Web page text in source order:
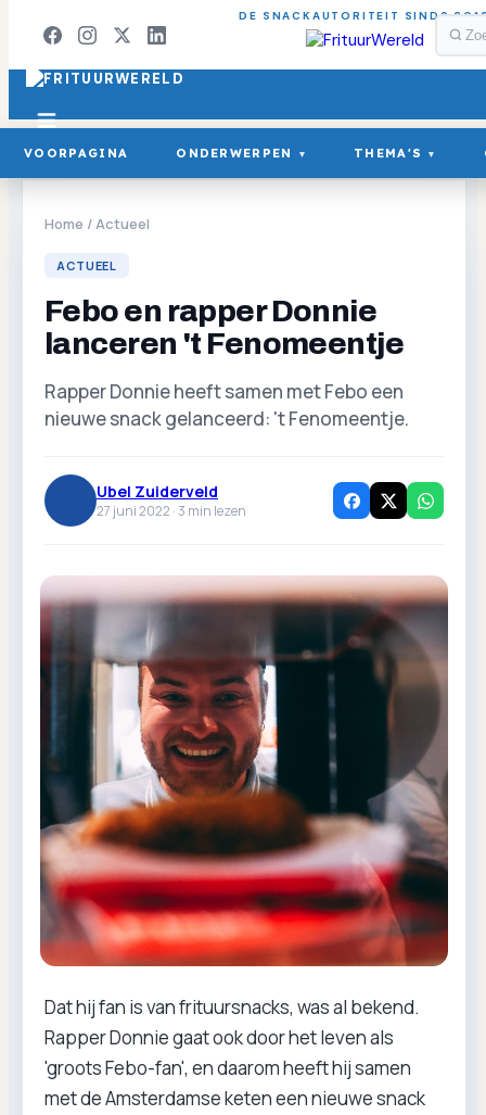
DE SNACKAUTORITEIT SINDS
VOORPAGINA ONDERWERPEN ▾ THEMA'S ▾
Home /Actueel
ACTUEEL
Febo en rapper Donnie
lanceren 't Fenomeentje
Rapper Donnie heeft samen met Febo een
nieuwe snack gelanceerd: 't Fenomeentje.
Ubel Zuiderveld
27 juni 2022 ·3 min lezen
Dat hij fan is van frituursnacks, was al bekend.
Rapper Donnie gaat ook door het leven als
'groots Febo-fan', en daarom heeft hij samen
met de Amsterdamse keten een nieuwe snack